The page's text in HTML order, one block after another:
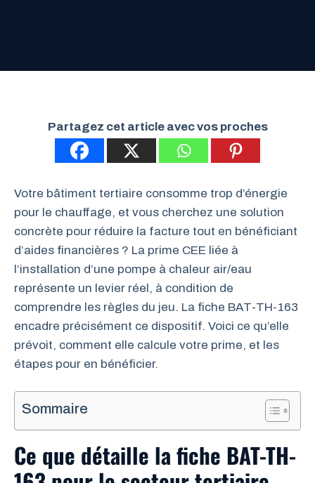
Partagez cet article avec vos proches
Votre bâtiment tertiaire consomme trop d’énergie
pour le chauffage, et vous cherchez une solution
concrète pour réduire la facture tout en bénéficiant
d’aides financières ? La prime CEE liée à
l’installation d’une pompe à chaleur air/eau
représente un levier réel, à condition de
comprendre les règles du jeu. La fiche BAT-TH-163
encadre précisément ce dispositif. Voici ce qu’elle
prévoit, comment elle calcule votre prime, et les
étapes pour en bénéficier.
Sommaire
Ce que détaille la fiche BAT-TH-